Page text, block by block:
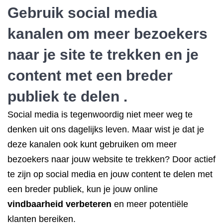
Gebruik social media
kanalen om meer bezoekers
naar je site te trekken en je
content met een breder
publiek te delen .
Social media is tegenwoordig niet meer weg te
denken uit ons dagelijks leven. Maar wist je dat je
deze kanalen ook kunt gebruiken om meer
bezoekers naar jouw website te trekken? Door actief
te zijn op social media en jouw content te delen met
een breder publiek, kun je jouw online
vindbaarheid verbeteren en meer potentiële
klanten bereiken.